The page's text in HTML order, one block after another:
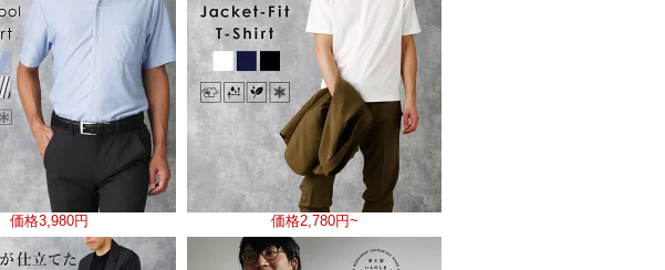
価格3,980円 価格2,780円~